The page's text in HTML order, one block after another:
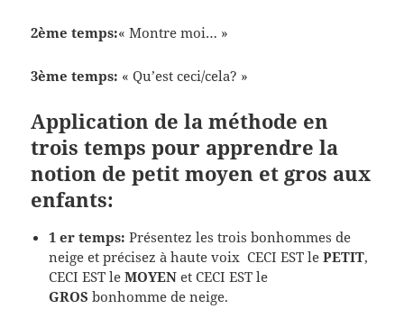
2ème temps:« Montre moi… »
3ème temps: « Qu’est ceci/cela? »
Application de la méthode en
trois temps pour apprendre la
notion de petit moyen et gros aux
enfants:
1 er temps:Présentez les trois bonhommes de
neige et précisez à haute voix CECI EST lePETIT,
CECI EST leMOYEN et CECI EST le
GROSbonhomme de neige.